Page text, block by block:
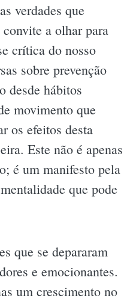
verdades que
a olhar para
crítica do nosso
sobre prevenção
desde hábitos
movimento que
os efeitos desta
Este não é apenas
é um manifesto pela
que pode
que se depararam
e emocionantes.
um crescimento no